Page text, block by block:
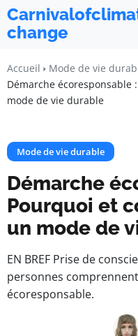
change
Accueil
Mode de vie
Démarche
mode de vie durable
Mode de vie durable
Démarche
Pourquoi et
un mode de
EN BREF Prise de
personnes
écoresponsable.